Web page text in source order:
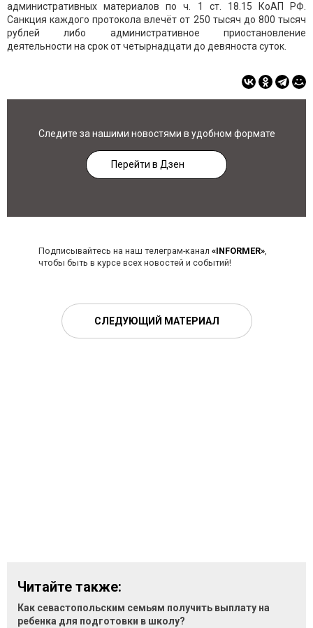
административных материалов по ч. 1 ст. 18.15 КоАП РФ.
Санкция каждого протокола влечёт от 250 тысяч до 800 тысяч
рублей либо административное приостановление
деятельности на срок от четырнадцати до девяноста суток.
Следите за нашими новостями в удобном формате
Перейти в Дзен
Подписывайтесь на наш телеграм-канал «INFORMER»,
чтобы быть в курсе всех новостей и событий!
СЛЕДУЮЩИЙ МАТЕРИАЛ
Читайте также:
Как севастопольским семьям получить выплату на
ребенка для подготовки в школу?